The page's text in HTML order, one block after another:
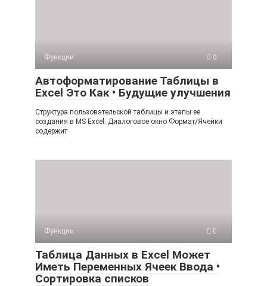
Функции 0
Автоформатирование Таблицы в
Excel Это Как • Будущие улучшения
Структура пользовательской таблицы и этапы ее
создания в MS Excel. Диалоговое окно Формат/Ячейки
содержит
Функции 0
Таблица Данных в Excel Может
Иметь Переменных Ячеек Ввода •
Сортировка списков